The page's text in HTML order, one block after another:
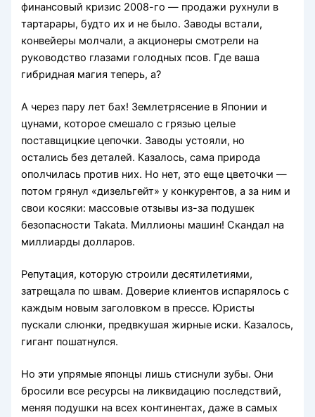
финансовый кризис 2008-го — продажи рухнули в
тартарары, будто их и не было. Заводы встали,
конвейеры молчали, а акционеры смотрели на
руководство глазами голодных псов. Где ваша
гибридная магия теперь, а?
А через пару лет бах! Землетрясение в Японии и
цунами, которое смешало с грязью целые
поставщицкие цепочки. Заводы устояли, но
остались без деталей. Казалось, сама природа
ополчилась против них. Но нет, это еще цветочки —
потом грянул «дизельгейт» у конкурентов, а за ним и
свои косяки: массовые отзывы из-за подушек
безопасности Takata. Миллионы машин! Скандал на
миллиарды долларов.
Репутация, которую строили десятилетиями,
затрещала по швам. Доверие клиентов испарялось с
каждым новым заголовком в прессе. Юристы
пускали слюнки, предвкушая жирные иски. Казалось,
гигант пошатнулся.
Но эти упрямые японцы лишь стиснули зубы. Они
бросили все ресурсы на ликвидацию последствий,
меняя подушки на всех континентах, даже в самых